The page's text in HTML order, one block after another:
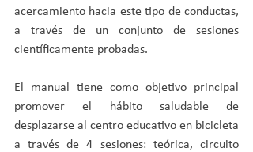
acercamiento hacia este tipo de conductas,
a través de un conjunto de sesiones
científicamente probadas.
El manual tiene como objetivo principal
promover el hábito saludable de
desplazarse al centro educativo en bicicleta
a través de 4 sesiones: teórica, circuito